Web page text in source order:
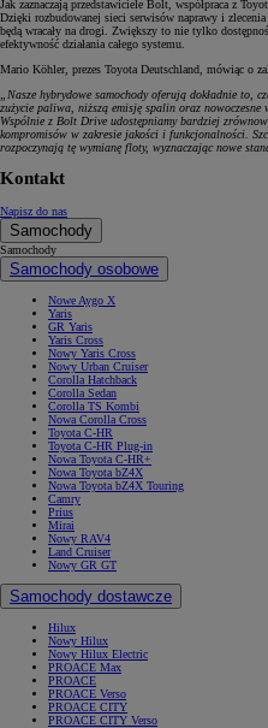
Jak zaznaczają przedstawiciele Bolt, współpraca z
Dzięki rozbudowanej sieci serwisów naprawy i
będą wracały na drogi. Zwiększy to nie tylko
efektywność działania całego systemu.
Mario Köhler, prezes Toyota Deutschland, mówiąc o
„Nasze hybrydowe samochody oferują dokładnie to,
zużycie paliwa, niższą emisję spalin oraz nowoczesne
Wspólnie z Bolt Drive udostępniamy bardziej
kompromisów w zakresie jakości i funkcjonalności.
rozpoczynają tę wymianę floty, wyznaczając nowe
Kontakt
Napisz do nas
Samochody
Samochody
Samochody osobowe
Nowe Aygo X
Yaris
GR Yaris
Yaris Cross
Nowy Yaris Cross
Nowy Urban Cruiser
Corolla Hatchback
Corolla Sedan
Corolla TS Kombi
Nowa Corolla Cross
Toyota C-HR
Toyota C-HR Plug-in
Nowa Toyota C-HR+
Nowa Toyota bZ4X
Nowa Toyota bZ4X Touring
Camry
Prius
Mirai
Nowy RAV4
Land Cruiser
Nowy GR GT
Samochody dostawcze
Hilux
Nowy Hilux
Nowy Hilux Electric
PROACE Max
PROACE
PROACE Verso
PROACE CITY
PROACE CITY Verso